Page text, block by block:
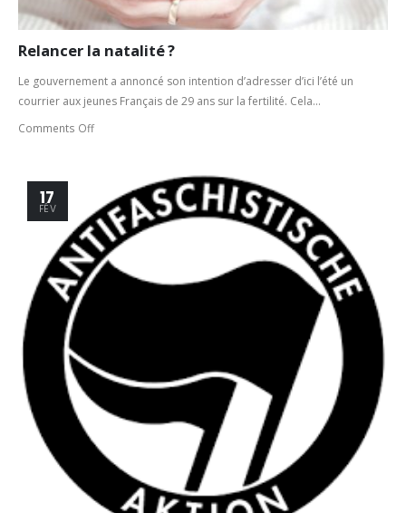
Relancer la natalité ?
Le gouvernement a annoncé son intention d’adresser d’ici l’été un
courrier aux jeunes Français de 29 ans sur la fertilité. Cela...
Comments Off
17
FÉV